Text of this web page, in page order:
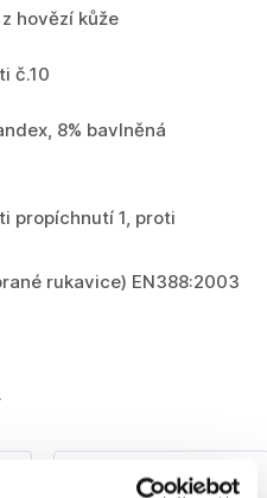
hovězí kůže
č.10
8% bavlněná
propíchnutí 1, proti
rukavice) EN388:2003